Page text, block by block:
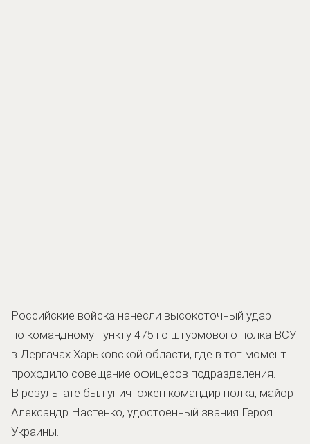
Российские войска нанесли высокоточный удар
по командному пункту 475-го штурмового полка ВСУ
в Дергачах Харьковской области, где в тот момент
проходило совещание офицеров подразделения.
В результате был уничтожен командир полка, майор
Александр Настенко, удостоенный звания Героя
Украины.